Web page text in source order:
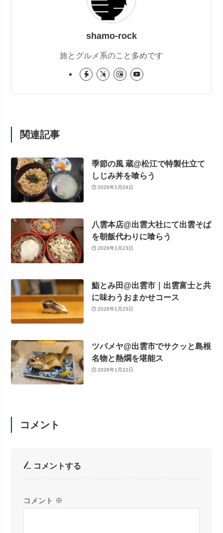
shamo-rock
旅とグルメ系のこと多めです
関連記事
季節の風 蔵@松江で特製仕立て
しじみ丼を喰らう
2026年1月24日
八雲本店@出雲大社にて出雲そば
を朝飯代わりに喰らう
2026年1月23日
鮨とみ田@出雲市｜出雲富士と共
に味わうおまかせコース
2026年1月23日
ツバメヤ@出雲市でサクッと島根
名物と熱燗を堪能ス
2026年1月22日
コメント
コメントする
コメント ※